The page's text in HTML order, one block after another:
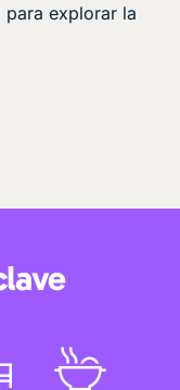
para explorar la